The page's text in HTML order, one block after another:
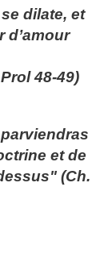
dilate, et
d’amour
48-49)
et de
(Ch.